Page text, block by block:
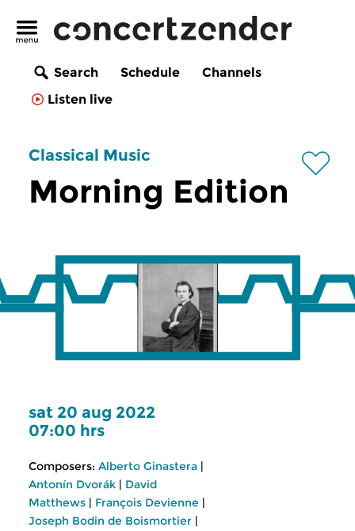
Search Schedule
Channels
Listen live
Classical Music
Morning Edition
sat 20 aug 2022
07:00 hrs
Composers: Alberto Ginastera |
Antonín Dvorák | David
Matthews | François Devienne |
Joseph Bodin de Boismortier |